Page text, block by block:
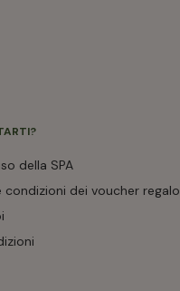
della SPA
condizioni dei voucher regalo